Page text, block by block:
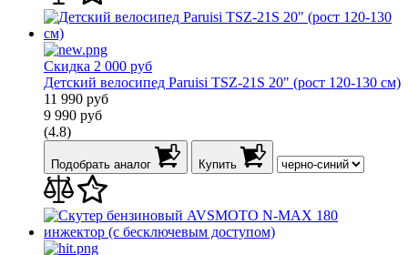
Скидка 2 000 руб
Детский велосипед Paruisi TSZ-21S 20" (рост 120-130 см)
11 990 руб
9 990 руб
(4.8)
Подобрать аналог Купить